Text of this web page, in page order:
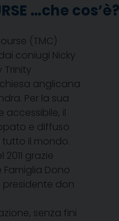
…che cos’è?
(TMC)
coniugi Nicky
Trinity
anglicana
Per la sua
accessibile, il
e diffuso
il mondo.
2011 grazie
Dono
presidente don
senza fini